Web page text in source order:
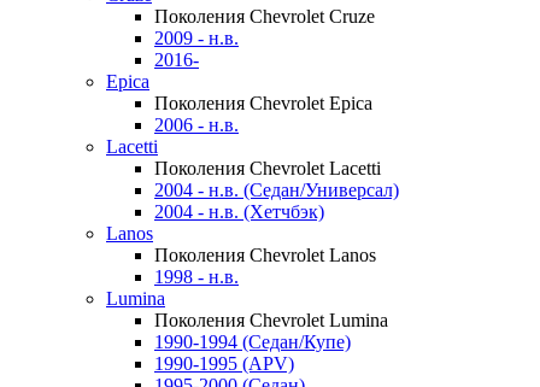
Поколения Chevrolet Cruze
2009 - н.в.
2016-
Epica
Поколения Chevrolet Epica
2006 - н.в.
Lacetti
Поколения Chevrolet Lacetti
2004 - н.в. (Седан/Универсал)
2004 - н.в. (Хетчбэк)
Lanos
Поколения Chevrolet Lanos
1998 - н.в.
Lumina
Поколения Chevrolet Lumina
1990-1994 (Седан/Купе)
1990-1995 (APV)